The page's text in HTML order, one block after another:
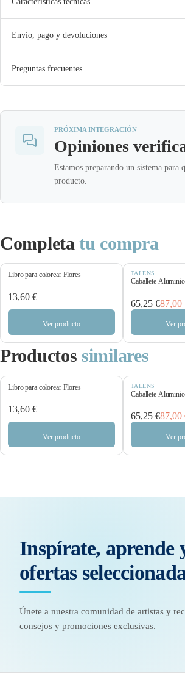
Envío, pago y devoluciones
Preguntas frecuentes
PRÓXIMA INTEGRACIÓN
Opiniones
Estamos preparando un sistema
producto.
Completa tu compra
Libro para colorear Flores
13,60 €
Ver producto
TALENS
Caballete
65,25 €87,00
Ver
Productos similares
Libro para colorear Flores
13,60 €
Ver producto
TALENS
Caballete
65,25 €87,00
Ver
Inspírate, aprende
ofertas
Únete a nuestra comunidad de artistas y
consejos y promociones exclusivas.